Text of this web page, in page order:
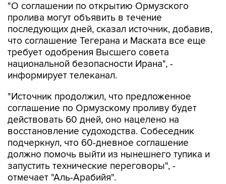
"О соглашении по открытию Ормузского
пролива могут объявить в течение
последующих дней, сказал источник, добавив,
что соглашение Тегерана и Маската все еще
требует одобрения Высшего совета
национальной безопасности Ирана", -
информирует телеканал.
"Источник продолжил, что предложенное
соглашение по Ормузскому проливу будет
действовать 60 дней, оно нацелено на
восстановление судоходства. Собеседник
подчеркнул, что 60-дневное соглашение
должно помочь выйти из нынешнего тупика и
запустить технические переговоры", -
отмечает "Аль-Арабийя".